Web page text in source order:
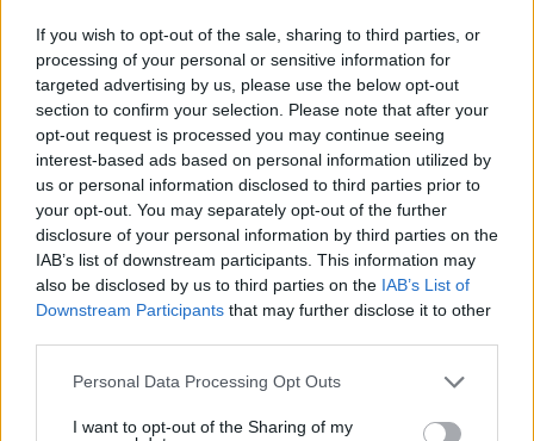
If you wish to opt-out of the sale, sharing to third parties, or
processing of your personal or sensitive information for
targeted advertising by us, please use the below opt-out
section to confirm your selection. Please note that after your
opt-out request is processed you may continue seeing
interest-based ads based on personal information utilized by
us or personal information disclosed to third parties prior to
your opt-out. You may separately opt-out of the further
disclosure of your personal information by third parties on the
IAB’s list of downstream participants. This information may
also be disclosed by us to third parties on the IAB’s List of
Downstream Participants that may further disclose it to other
Please note that this website/app uses one or more Google
not limited to your visit or usage behaviour. You may click to
Personal Data Processing Opt Outs
I want to opt-out of the Sharing of my
περιεχόμενο και η δομή της έχει προστατευθεί με
αυστηρά κριτήρια επί εποχής Πεισιστράτου, όταν
έγινε η επίσημη καταγραφή των ομηρικών επών κατά
τον 6ο αι π.Χ («Πεισιστρατίδεια αναθεώρηση» ) και
δεν επιτρεπόταν σε κανένα να αλλοιώσει και να
παραχαράξει το ομηρικό κείμενο που είχε και
θρησκευτικό χαρακτήρα, καθώς αναγιγνώσκονταν
δημοσίως κατά την θρησκευτική εορτή των
Παναθηναίων!
ΑΠΑΝΤΗΣΗ
Για να δώ
15.05.2026, 10:17
κάνουν ταινία για το Martin Luther King με λευκό